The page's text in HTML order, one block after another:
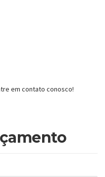
em contato conosco!